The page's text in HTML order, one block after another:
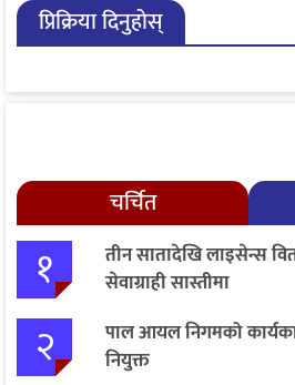
प्रिक्रिया दिनुहोस्
चर्चित
१
तीन सातादेखि लाइसेन्स
सेवाग्राही सास्तीमा
२
पाल आयल निगमको
नियुक्त